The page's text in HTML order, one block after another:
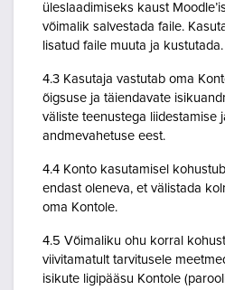
üleslaadimiseks kaust
võimalik salvestada faile.
lisatud faile muuta ja kustutada.
4.3 Kasutaja vastutab oma
õigsuse ja täiendavate
väliste teenustega liidestamise
andmevahetuse eest.
4.4 Konto kasutamisel
endast oleneva, et välistada
oma Kontole.
4.5 Võimaliku ohu korral
viivitamatult tarvitusele
isikute ligipääsu Kontole